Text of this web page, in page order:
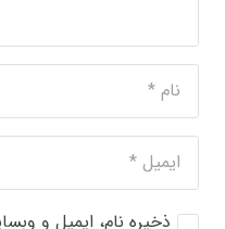
ذخیره نام، ایمیل و